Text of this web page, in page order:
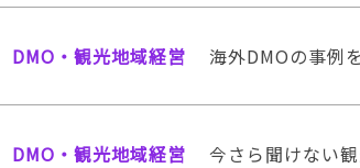
DMO・観光地域経営 海外DMOの事例
DMO・観光地域経営 今さら聞けない